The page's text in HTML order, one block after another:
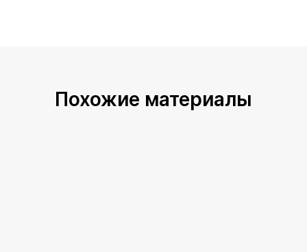
Похожие материалы